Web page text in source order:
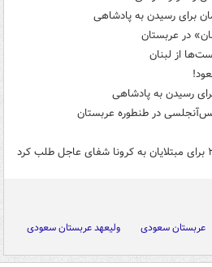
برای رسیدن به پادشاهی
در عربستان
از لبنان
رسیدن به پادشاهی
در طنطوره عربستان
عربستان سعودی ولیعهد عربستان سعودی